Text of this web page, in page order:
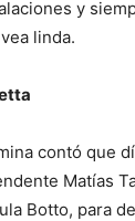
y
linda.
contó que
Matías
Botto, para